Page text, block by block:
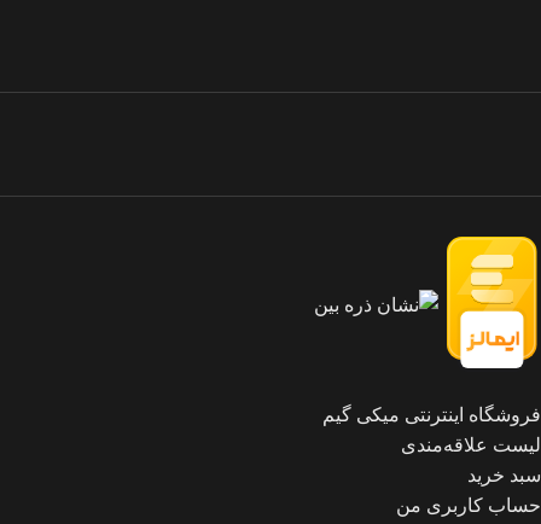
فروشگاه اینترنتی میکی گیم
لیست علاقه‌مندی
سبد خرید
حساب کاربری من